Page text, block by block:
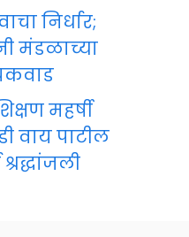
निर्धार;
मंडळाच्या
महर्षी
वाय पाटील